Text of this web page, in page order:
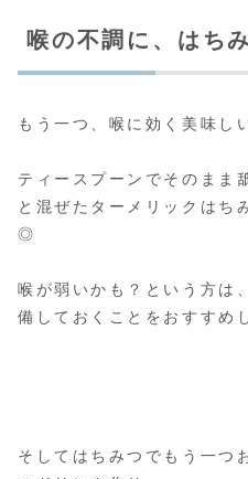
喉の不調に、はち
もう一つ、喉に効く美味し
ティースプーンでそのまま
と混ぜたターメリックはち
◎
喉が弱いかも？という方は
備しておくことをおすすめ
そしてはちみつでもう一つ